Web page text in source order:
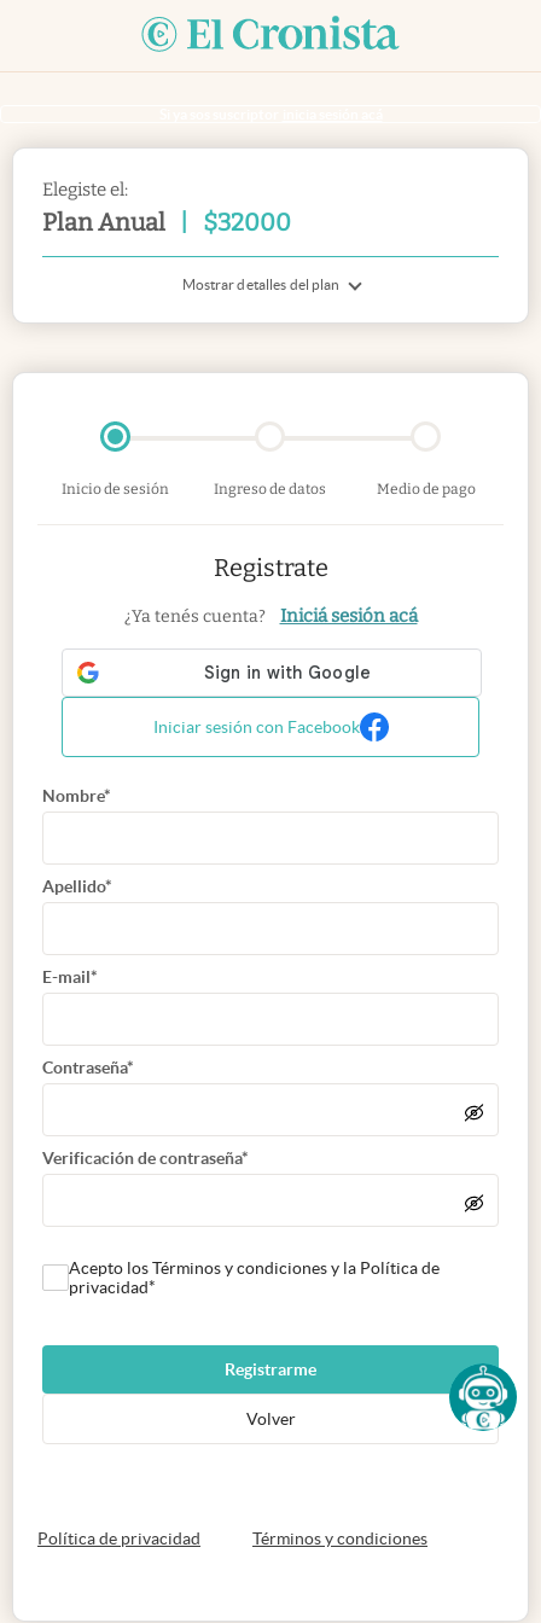
Elegiste el:
Plan Anual $32000
Mostrar detalles del plan
Inicio de sesión Ingreso de datos Medio de pago
Registrate
¿Ya tenés cuenta? Iniciá sesión acá
Iniciar sesión con Facebook
Nombre*
Apellido*
E-mail*
Contraseña*
Verificación de contraseña*
Acepto los Términos y condiciones y la Política de
privacidad*
Registrarme
Volver
Política de privacidad abre en nueva pestaña
Términos y condicionesabre en nueva